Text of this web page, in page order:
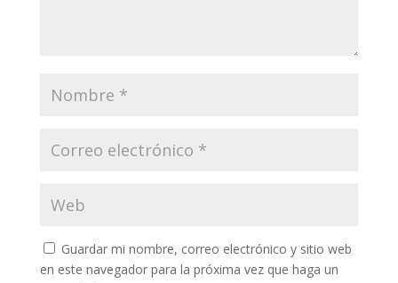
Guardar mi nombre, correo electrónico y sitio web
en este navegador para la próxima vez que haga un